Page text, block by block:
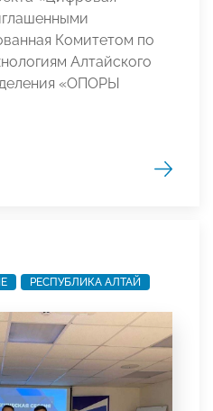
Комитетом по
Алтайского
«ОПОРЫ
РЕСПУБЛИКА АЛТАЙ